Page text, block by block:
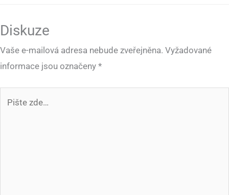
Diskuze
Vaše e-mailová adresa nebude zveřejněna. Vyžadované
informace jsou označeny *